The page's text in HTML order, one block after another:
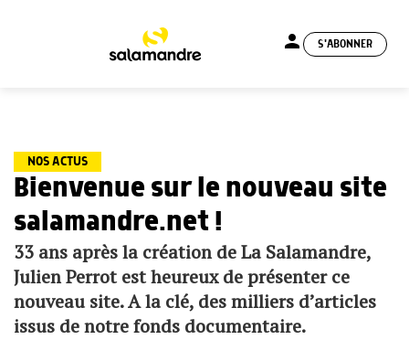
person S'ABONNER
NOS ACTUS
Bienvenue sur le nouveau site
salamandre.net !
33 ans après la création de La Salamandre,
Julien Perrot est heureux de présenter ce
nouveau site. A la clé, des milliers d’articles
issus de notre fonds documentaire.